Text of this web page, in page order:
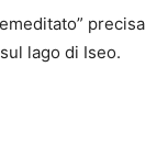
precisa
lago di Iseo.